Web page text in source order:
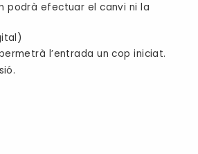
podrà efectuar el canvi ni la
l’entrada un cop iniciat.